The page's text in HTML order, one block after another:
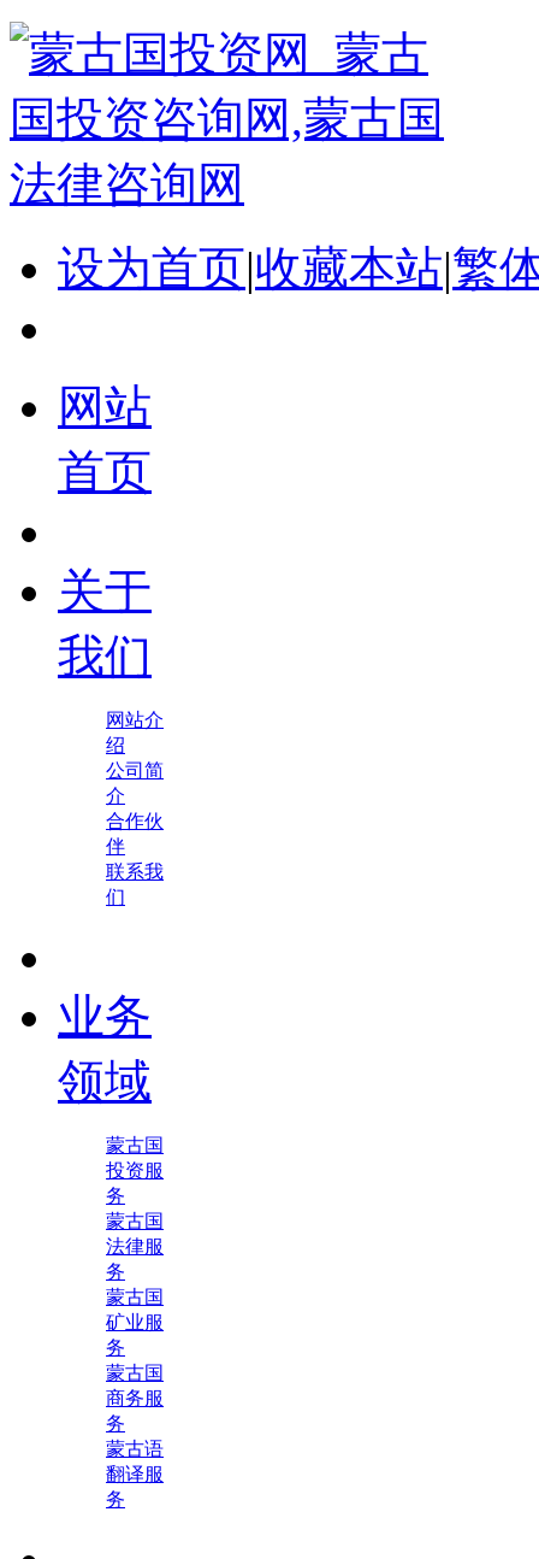
设为首页|收藏本站|繁
网站
首页
关于
我们
网站介
绍
公司简
介
合作伙
伴
联系我
们
业务
领域
蒙古国
投资服
务
蒙古国
法律服
务
蒙古国
矿业服
务
蒙古国
商务服
务
蒙古语
翻译服
务